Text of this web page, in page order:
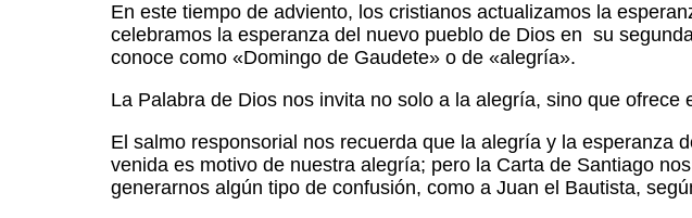
En este tiempo de adviento, los cristianos actualizamos la
celebramos la esperanza del nuevo pueblo de Dios en su
conoce como «Domingo de Gaudete» o de «alegría».
La Palabra de Dios nos invita no solo a la alegría, sino que
El salmo responsorial nos recuerda que la alegría y la esperanza
venida es motivo de nuestra alegría; pero la Carta de Santiago
generarnos algún tipo de confusión, como a Juan el Bautista,